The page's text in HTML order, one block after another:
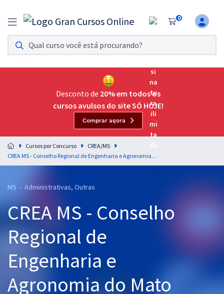
0
Assinatura Ilimitada 11
Acesso a todos os cursos. Teste grátis por 7 dias!
Assinatura OAB Até Passar
Acesso ilimitado a toda preparação para o Exame da
Residências Multiprofissionais
Preparação completa e intensiva para as principais
residências em saúde do Brasil
Cursos 20% OFF
Pós
Graduação
OAB
Desconto de 20% em todos os
cursos avulsos do site SÓ HOJE!
Comprar agora
Cursos por Concurso
CREA/MS
CREA MS - Conselho Regional de Engenharia e Agronomia do Mato Grosso do Sul - Conhecimentos Básicos para os Cargos de Nível Médio
MS - Administrativas, Outras
CREA MS - Conselho
Regional de
Engenharia e
Agronomia do Mato